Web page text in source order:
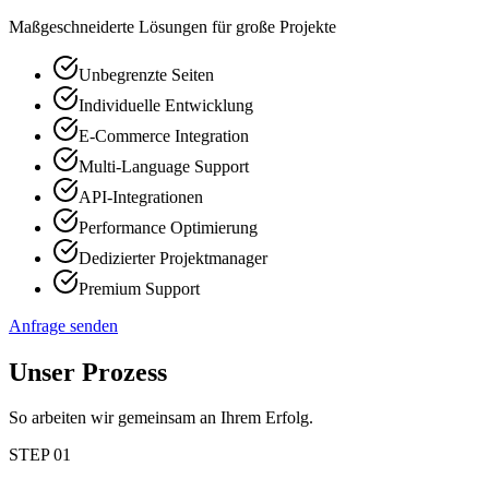
Maßgeschneiderte Lösungen für große Projekte
Unbegrenzte Seiten
Individuelle Entwicklung
E-Commerce Integration
Multi-Language Support
API-Integrationen
Performance Optimierung
Dedizierter Projektmanager
Premium Support
Anfrage senden
Unser Prozess
So arbeiten wir gemeinsam an Ihrem Erfolg.
STEP01